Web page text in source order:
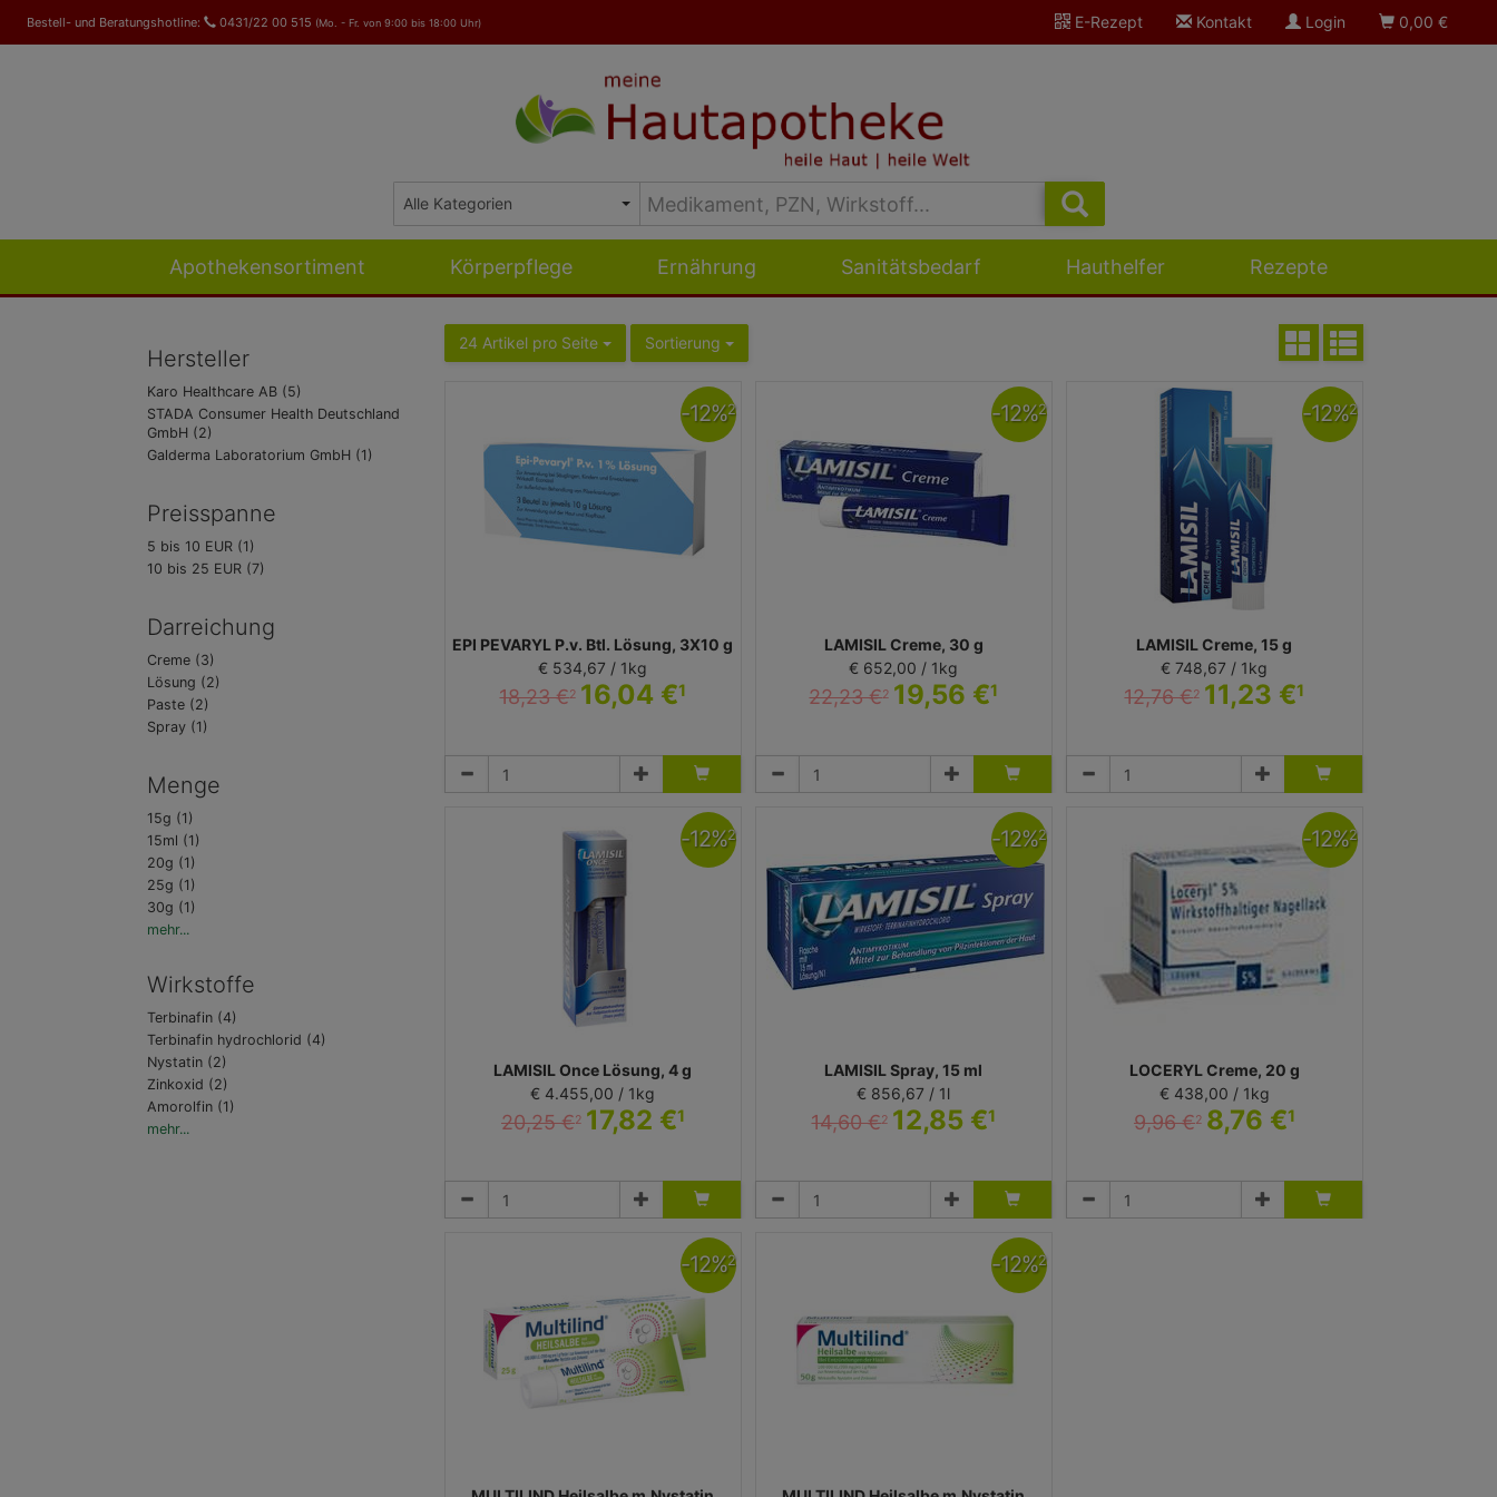
Bestell- und Beratungshotline: 0431/22 00 515 (Mo. - Fr. von 9:00 bis 18:00 Uhr) E-Rezept Kontakt Login 0,00 €
Apothekensortiment Körperpflege Ernährung Sanitätsbedarf Hauthelfer Rezepte
Hersteller
Karo Healthcare AB (5)
STADA Consumer Health Deutschland
GmbH (2)
Galderma Laboratorium GmbH (1)
Preisspanne
5 bis 10 EUR (1)
10 bis 25 EUR (7)
Darreichung
Creme (3)
Lösung (2)
Paste (2)
Spray (1)
Menge
15g (1)
15ml (1)
20g (1)
25g (1)
30g (1)
mehr...
Wirkstoffe
Terbinafin (4)
Terbinafin hydrochlorid (4)
Nystatin (2)
Zinkoxid (2)
Amorolfin (1)
mehr...
24 Artikel pro Seite Sortierung
EPI PEVARYL P.v. Btl. Lösung, 3X10 g
€ 534,67 / 1kg
18,23 €2 16,04 €1
Lösung
Karo Healthcare AB
-12%2
LAMISIL Creme, 30 g
€ 652,00 / 1kg
22,23 €2 19,56 €1
Creme
Karo Healthcare AB
-12%2
LAMISIL Creme, 15 g
€ 748,67 / 1kg
12,76 €2 11,23 €1
Creme
Karo Healthcare AB
-12%2
LAMISIL Once Lösung, 4 g
€ 4.455,00 / 1kg
20,25 €2 17,82 €1
Lösung
Karo Healthcare AB
-12%2
LAMISIL Spray, 15 ml
€ 856,67 / 1l
14,60 €2 12,85 €1
Spray
Karo Healthcare AB
-12%2
LOCERYL Creme, 20 g
€ 438,00 / 1kg
9,96 €2 8,76 €1
Creme
Galderma Laboratorium GmbH
-12%2
-12%2 -12%2